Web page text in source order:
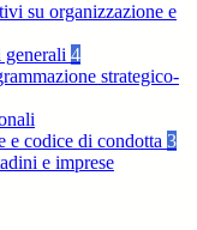
su organizzazione e
4
strategico-
e codice di condotta 3
e imprese